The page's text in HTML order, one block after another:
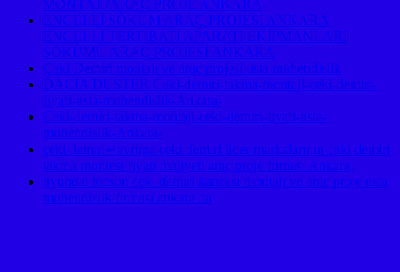
MONTAJI/ARAÇ PROJE ANKARA
ENGELLİ SÖKÜM ARAÇ PROJESİ ANKARA
ENGELLİ TERTİBATI APARATI EKİPMANLARI
SÖKÜMÜ ARAÇ PROJESİ ANKARA
Çeki Demiri montajı ve araç projesi usta mühendislik
DACİA DUSTER Ceki-demiri-takma-montaji-ceki-demiri-
fiyati-usta-muhendislik-Ankara-
Ceki-demiri-takma-montaji-ceki-demiri-fiyati-usta-
muhendislik-Ankara-
çeki demiri↵avrupa çeki demiri lider markalarının çeki demiri
takma montesi fiyatı maliyeti araç proje firması Ankara,
hyundai tucson çeki demiri kancası montajı ve araç proje usta
mühendislik firması ankara da